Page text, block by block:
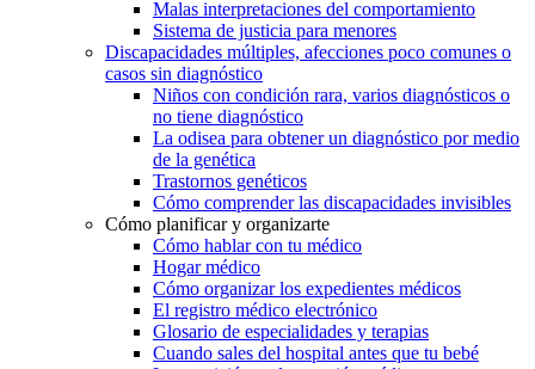
Malas interpretaciones del comportamiento
Sistema de justicia para menores
Discapacidades múltiples, afecciones poco comunes o
casos sin diagnóstico
Niños con condición rara, varios diagnósticos o
no tiene diagnóstico
La odisea para obtener un diagnóstico por medio
de la genética
Trastornos genéticos
Cómo comprender las discapacidades invisibles
Cómo planificar y organizarte
Cómo hablar con tu médico
Hogar médico
Cómo organizar los expedientes médicos
El registro médico electrónico
Glosario de especialidades y terapias
Cuando sales del hospital antes que tu bebé